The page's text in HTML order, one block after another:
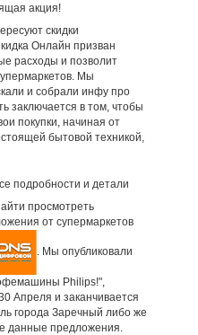
акция!
скидки
Онлайн призван
расходы и позволит
Мы
и собрали инфу про
заключается в том, чтобы
покупки, начиная от
бытовой техникой,
подробности и детали
просмотреть
от супермаркетов
. Мы опубликовали
Philips!",
Апреля и заканчивается
города Заречный либо же
данные предложения.